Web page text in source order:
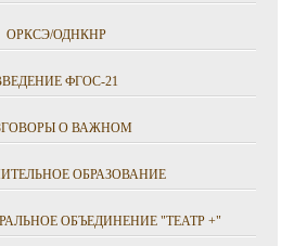
ОРКСЭ/ОДНКНР
ФГОС-21
О ВАЖНОМ
ОБРАЗОВАНИЕ
ОБЪЕДИНЕНИЕ "ТЕАТР +"